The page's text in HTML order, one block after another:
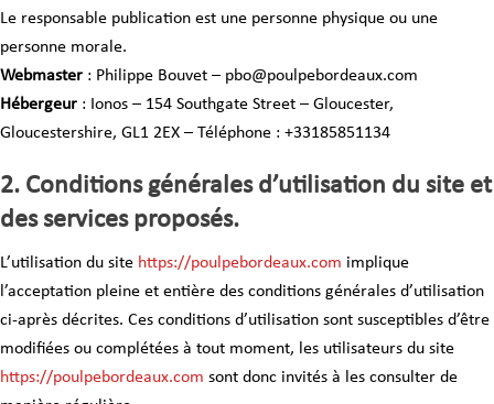
Le responsable publication est une personne physique ou une
personne morale.
Webmaster : Philippe Bouvet – pbo@poulpebordeaux.com
Hébergeur : Ionos – 154 Southgate Street – Gloucester,
Gloucestershire, GL1 2EX – Téléphone : +33185851134
2. Conditions générales d’utilisation du site et
des services proposés.
L’utilisation du site https://poulpebordeaux.com implique
l’acceptation pleine et entière des conditions générales d’utilisation
ci-après décrites. Ces conditions d’utilisation sont susceptibles d’être
modifiées ou complétées à tout moment, les utilisateurs du site
https://poulpebordeaux.com sont donc invités à les consulter de